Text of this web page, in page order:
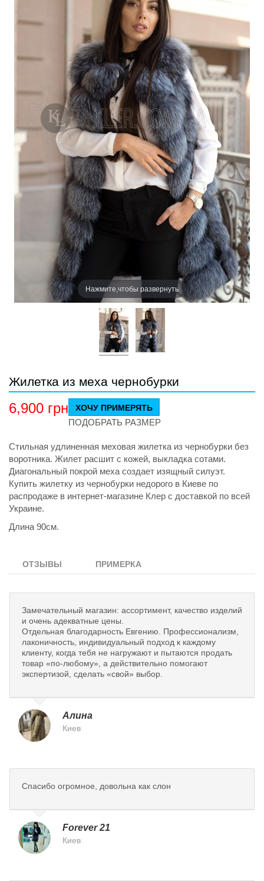
Нажмите,чтобы развернуть
Жилетка из меха чернобурки
6,900 грн ХОЧУ ПРИМЕРЯТЬ
ПОДОБРАТЬ РАЗМЕР
Стильная удлиненная меховая жилетка из чернобурки без
воротника. Жилет расшит с кожей, выкладка сотами.
Диагональный покрой меха создает изящный силуэт.
Купить жилетку из чернобурки недорого в Киеве по
распродаже в интернет-магазине Клер с доставкой по всей
Украине.
Длина 90см.
ОТЗЫВЫ ПРИМЕРКА
Замечательный магазин: ассортимент, качество изделий
и очень адекватные цены.
Отдельная благодарность Евгению. Профессионализм,
лаконичность, индивидуальный подход к каждому
клиенту, когда тебя не нагружают и пытаются продать
товар «по-любому», а действительно помогают
экспертизой, сделать «свой» выбор.
Алина
Киев
Спасибо огромное, довольна как слон
Forever 21
Киев